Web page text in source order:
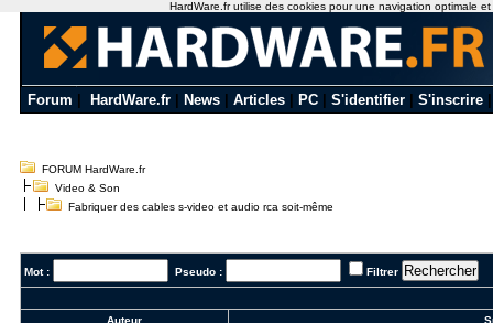
Forum HardWare.fr News Articles PC S'identifier S'inscrire
FORUM HardWare.fr
Video & Son
Fabriquer des cables s-video et audio rca soit-même
Mot : Pseudo : Filtrer
Auteur
HardWare.fr utilise des cookies pour une navigation optimale